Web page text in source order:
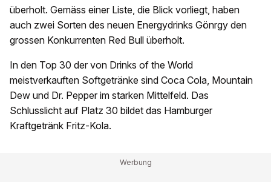
überholt. Gemäss einer Liste, die Blick vorliegt, haben
auch zwei Sorten des neuen Energydrinks Gönrgy den
grossen Konkurrenten Red Bull überholt.
In den Top 30 der von Drinks of the World
meistverkauften Softgetränke sind Coca Cola, Mountain
Dew und Dr. Pepper im starken Mittelfeld. Das
Schlusslicht auf Platz 30 bildet das Hamburger
Kraftgetränk Fritz-Kola.